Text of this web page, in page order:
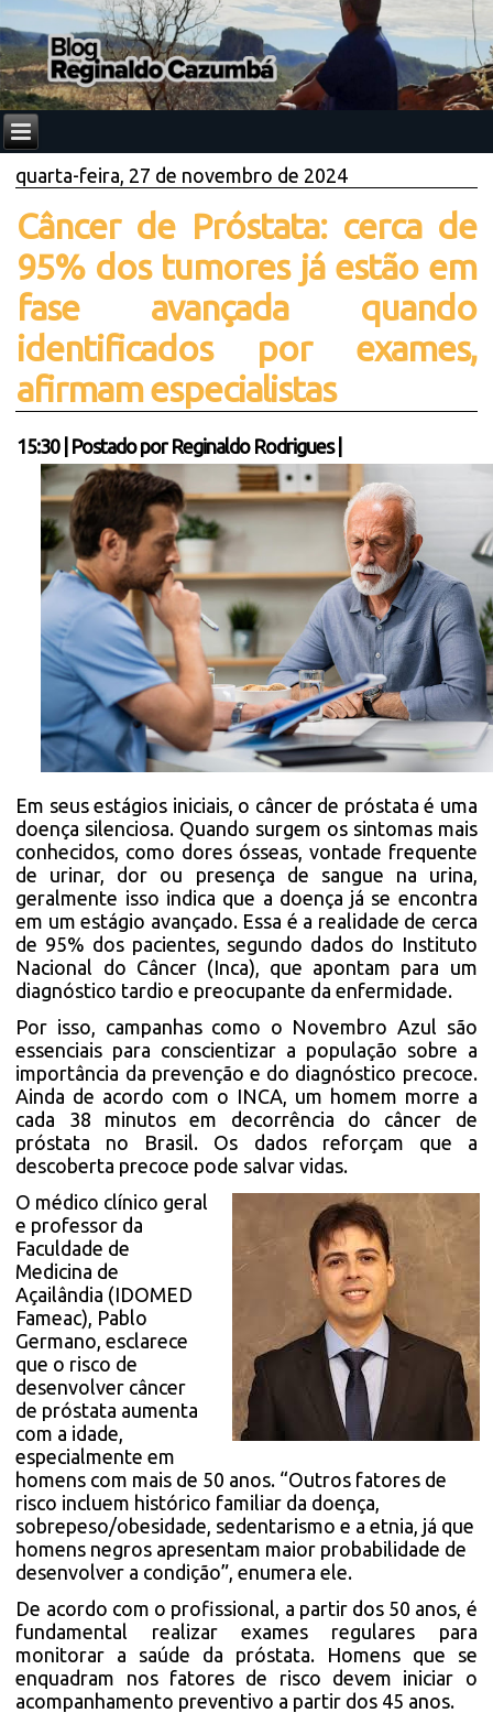
quarta-feira, 27 de novembro de 2024
Câncer de Próstata: cerca de
95% dos tumores já estão em
fase avançada quando
identificados por exames,
afirmam especialistas
15:30| Postado por Reginaldo Rodrigues
Em seus estágios iniciais, o câncer de próstata é uma
doença silenciosa. Quando surgem os sintomas mais
conhecidos, como dores ósseas, vontade frequente
de urinar, dor ou presença de sangue na urina,
geralmente isso indica que a doença já se encontra
em um estágio avançado. Essa é a realidade de cerca
de 95% dos pacientes, segundo dados do Instituto
Nacional do Câncer (Inca), que apontam para um
diagnóstico tardio e preocupante da enfermidade.
Por isso, campanhas como o Novembro Azul são
essenciais para conscientizar a população sobre a
importância da prevenção e do diagnóstico precoce.
Ainda de acordo com o INCA, um homem morre a
cada 38 minutos em decorrência do câncer de
próstata no Brasil. Os dados reforçam que a
descoberta precoce pode salvar vidas.
O médico clínico geral
e professor da
Faculdade de
Medicina de
Açailândia (IDOMED
Fameac), Pablo
Germano, esclarece
que o risco de
desenvolver câncer
de próstata aumenta
com a idade,
especialmente em
homens com mais de 50 anos. “Outros fatores de
risco incluem histórico familiar da doença,
sobrepeso/obesidade, sedentarismo e a etnia, já que
homens negros apresentam maior probabilidade de
desenvolver a condição”, enumera ele.
De acordo com o profissional, a partir dos 50 anos, é
fundamental realizar exames regulares para
monitorar a saúde da próstata. Homens que se
enquadram nos fatores de risco devem iniciar o
acompanhamento preventivo a partir dos 45 anos.